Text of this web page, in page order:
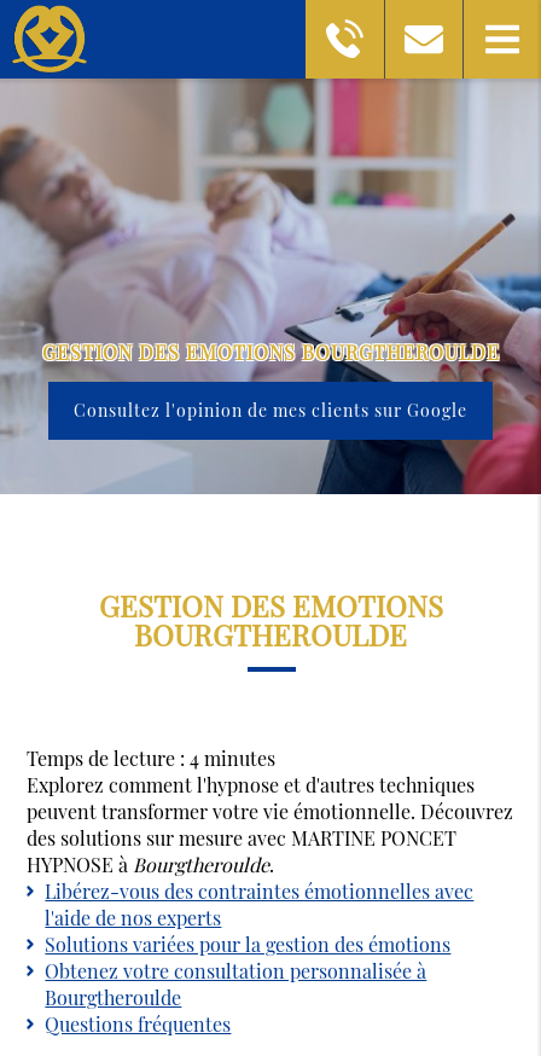
GESTION DES EMOTIONS BOURGTHEROULDE
Consultez l'opinion de mes clients sur Google
GESTION DES EMOTIONS
BOURGTHEROULDE
Temps de lecture : 4 minutes
Explorez comment l'hypnose et d'autres techniques
peuvent transformer votre vie émotionnelle. Découvrez
des solutions sur mesure avec MARTINE PONCET
HYPNOSE à Bourgtheroulde.
Libérez-vous des contraintes émotionnelles avec
l'aide de nos experts
Solutions variées pour la gestion des émotions
Obtenez votre consultation personnalisée à
Bourgtheroulde
Questions fréquentes